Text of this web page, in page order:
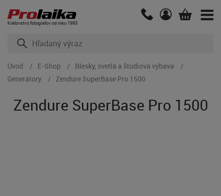
Kráľovstvo fotografov od roku 1993
Úvod E-Shop
Blesky, svetlá a štúdiová výbava
Generátory
Zendure SuperBase Pro 1500
Zendure SuperBase Pro 1500